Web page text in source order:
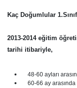
Kaç Doğumlular
2013-2014 eğitim
tarihi itibariyle,
48-60 ayları
60-66 ay arasında